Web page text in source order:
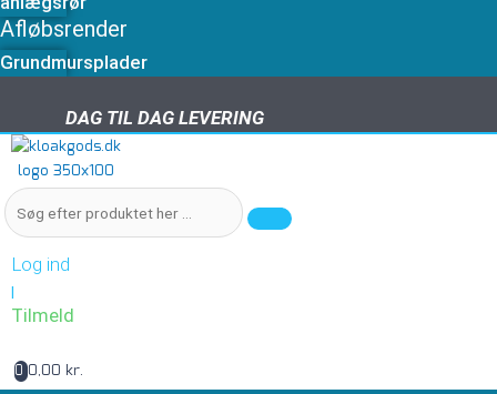
Afløbsrender
Grundmursplader
DAG TIL DAG LEVERING
DAG TIL DAG LEVERING
Log ind
|
Tilmeld
0 0,00 kr.